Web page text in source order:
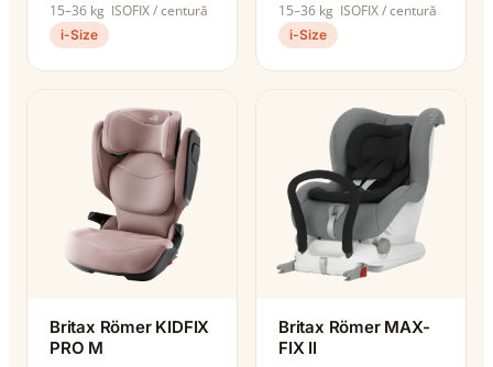
15–36 kg ISOFIX / centură
i-Size
15–36 kg ISOFIX / centură
i-Size
Britax Römer KIDFIX
PRO M
Britax Römer MAX-
FIX II